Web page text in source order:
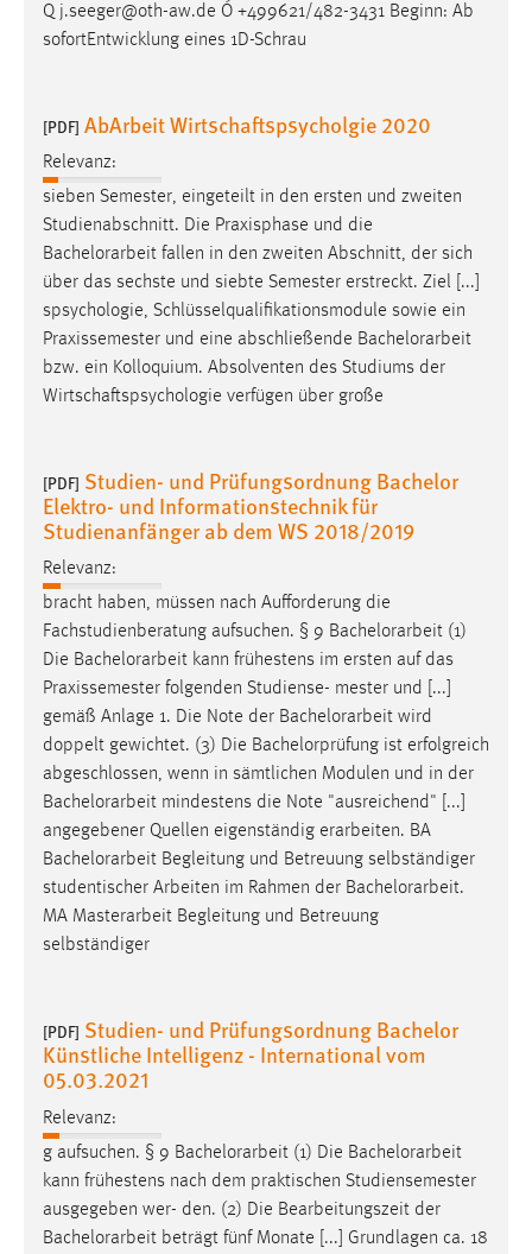
Q j.seeger@oth-aw.de Ó +499621/482-3431 Beginn: Ab
sofortEntwicklung eines 1D-Schrau
[PDF] AbArbeit Wirtschaftspsycholgie 2020
Relevanz:
sieben Semester, eingeteilt in den ersten und zweiten
Studienabschnitt. Die Praxisphase und die
Bachelorarbeit fallen in den zweiten Abschnitt, der sich
über das sechste und siebte Semester erstreckt. Ziel [...]
spsychologie, Schlüsselqualifikationsmodule sowie ein
Praxissemester und eine abschließende Bachelorarbeit
bzw. ein Kolloquium. Absolventen des Studiums der
Wirtschaftspsychologie verfügen über große
[PDF] Studien- und Prüfungsordnung Bachelor
Elektro- und Informationstechnik für
Studienanfänger ab dem WS 2018/2019
Relevanz:
bracht haben, müssen nach Aufforderung die
Fachstudienberatung aufsuchen. § 9 Bachelorarbeit (1)
Die Bachelorarbeit kann frühestens im ersten auf das
Praxissemester folgenden Studiense- mester und [...]
gemäß Anlage 1. Die Note der Bachelorarbeit wird
doppelt gewichtet. (3) Die Bachelorprüfung ist erfolgreich
abgeschlossen, wenn in sämtlichen Modulen und in der
Bachelorarbeit mindestens die Note "ausreichend" [...]
angegebener Quellen eigenständig erarbeiten. BA
Bachelorarbeit Begleitung und Betreuung selbständiger
studentischer Arbeiten im Rahmen der Bachelorarbeit.
MA Masterarbeit Begleitung und Betreuung
selbständiger
[PDF] Studien- und Prüfungsordnung Bachelor
Künstliche Intelligenz - International vom
05.03.2021
Relevanz:
g aufsuchen. § 9 Bachelorarbeit (1) Die Bachelorarbeit
kann frühestens nach dem praktischen Studiensemester
ausgegeben wer- den. (2) Die Bearbeitungszeit der
Bachelorarbeit beträgt fünf Monate [...] Grundlagen ca. 18